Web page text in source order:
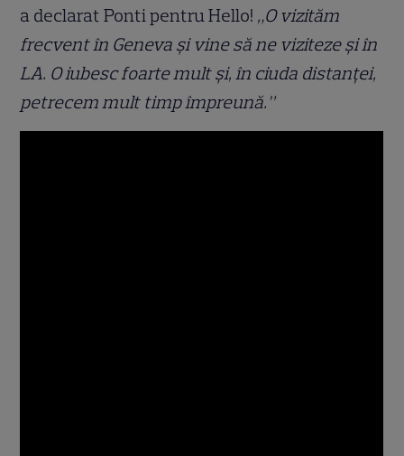
a declarat Ponti pentru Hello! „O vizităm
frecvent în Geneva și vine să ne viziteze și în
LA. O iubesc foarte mult și, în ciuda distanței,
petrecem mult timp împreună.”